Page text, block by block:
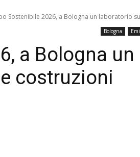
Sostenibile 2026, a Bologna un laboratorio
Bologna
a Bologna un
costruzioni